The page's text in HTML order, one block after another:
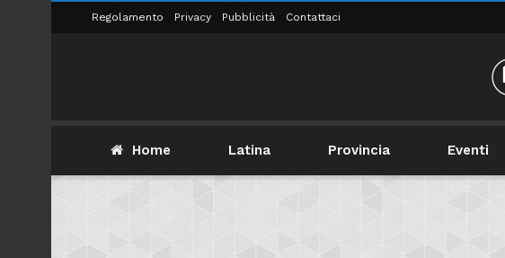
Regolamento Privacy Pubblicità Contattaci
Home Latina Provincia Eventi